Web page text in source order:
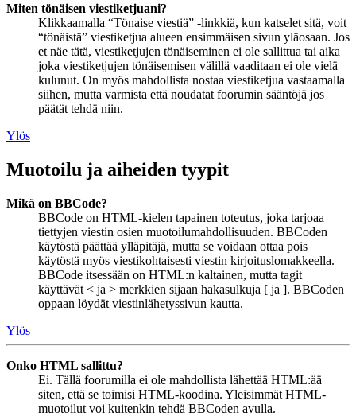
Miten tönäisen viestiketjuani?
Klikkaamalla “Tönaise viestiä” -linkkiä, kun katselet sitä, voit
“tönäistä” viestiketjua alueen ensimmäisen sivun yläosaan. Jos
et näe tätä, viestiketjujen tönäiseminen ei ole sallittua tai aika
joka viestiketjujen tönäisemisen välillä vaaditaan ei ole vielä
kulunut. On myös mahdollista nostaa viestiketjua vastaamalla
siihen, mutta varmista että noudatat foorumin sääntöjä jos
päätät tehdä niin.
Ylös
Muotoilu ja aiheiden tyypit
Mikä on BBCode?
BBCode on HTML-kielen tapainen toteutus, joka tarjoaa
tiettyjen viestin osien muotoilumahdollisuuden. BBCoden
käytöstä päättää ylläpitäjä, mutta se voidaan ottaa pois
käytöstä myös viestikohtaisesti viestin kirjoituslomakkeella.
BBCode itsessään on HTML:n kaltainen, mutta tagit
käyttävät < ja > merkkien sijaan hakasulkuja [ ja ]. BBCoden
oppaan löydät viestinlähetyssivun kautta.
Ylös
Onko HTML sallittu?
Ei. Tällä foorumilla ei ole mahdollista lähettää HTML:ää
siten, että se toimisi HTML-koodina. Yleisimmät HTML-
muotoilut voi kuitenkin tehdä BBCoden avulla.